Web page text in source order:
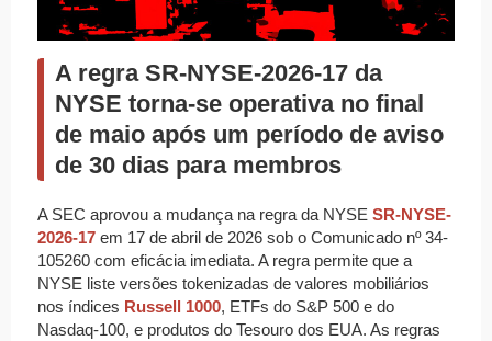
A regra SR-NYSE-2026-17 da
NYSE torna-se operativa no final
de maio após um período de aviso
de 30 dias para membros
A SEC aprovou a mudança na regra da NYSE SR-NYSE-
2026-17 em 17 de abril de 2026 sob o Comunicado nº 34-
105260 com eficácia imediata. A regra permite que a
NYSE liste versões tokenizadas de valores mobiliários
nos índices Russell 1000, ETFs do S&P 500 e do
Nasdaq-100, e produtos do Tesouro dos EUA. As regras